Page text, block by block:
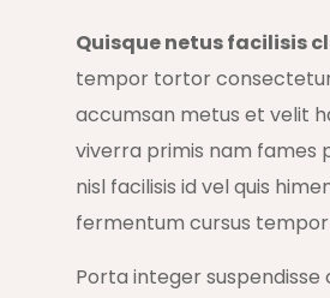
Quisque netus facilisis
tempor tortor consectetur
accumsan metus et velit
viverra primis nam fames
nisl facilisis id vel quis
fermentum cursus
Porta integer